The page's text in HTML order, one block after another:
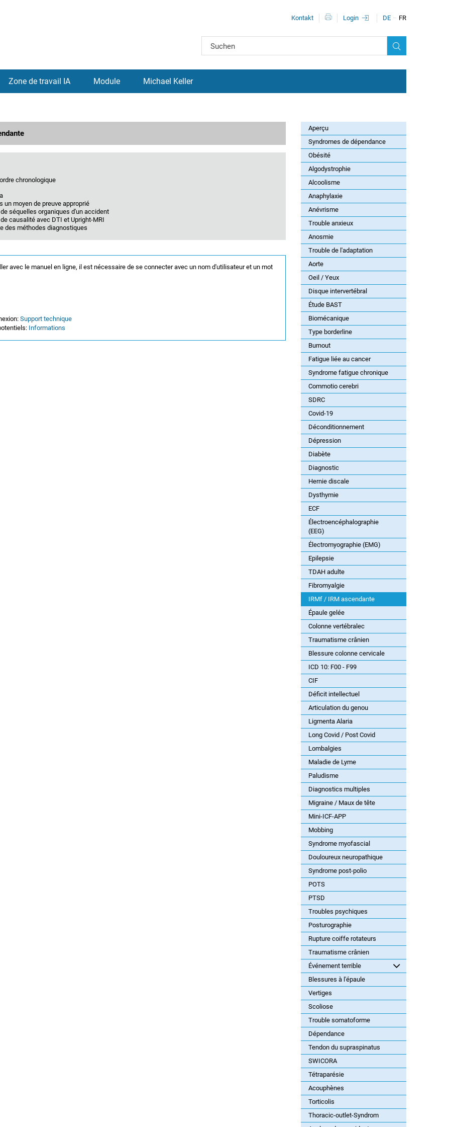
DE FR
Méta-navigation
Kontakt Login
Zone de travail IA Module Michael Keller
chronologique
un moyen de preuve approprié
séquelles organiques d'un accident
causalité avec DTI et Upright-MRI
des méthodes diagnostiques
avec le manuel en ligne, il est nécessaire de se connecter avec un nom d'utilisateur et un mot
Support technique
Informations
Aperçu
Syndromes de dépendance
Obésité
Algodystrophie
Alcoolisme
Anaphylaxie
Anévrisme
Trouble anxieux
Anosmie
Trouble de l'adaptation
Aorte
Oeil / Yeux
Disque intervertébral
Étude BAST
Biomécanique
Type borderline
Burnout
Fatigue liée au cancer
Syndrome fatigue chronique
Commotio cerebri
SDRC
Covid-19
Déconditionnement
Dépression
Diabète
Diagnostic
Hernie discale
Dysthymie
ECF
Électroencéphalographie
(EEG)
Électromyographie (EMG)
Epilepsie
TDAH adulte
Fibromyalgie
IRMf / IRM ascendante
Épaule gelée
Colonne vertébralec
Traumatisme crânien
Blessure colonne cervicale
ICD 10: F00 - F99
CIF
Déficit intellectuel
Articulation du genou
Ligmenta Alaria
Long Covid / Post Covid
Lombalgies
Maladie de Lyme
Paludisme
Diagnostics multiples
Migraine / Maux de tête
Mini-ICF-APP
Mobbing
Syndrome myofascial
Douloureux neuropathique
Syndrome post-polio
POTS
PTSD
Troubles psychiques
Posturographie
Rupture coiffe rotateurs
Traumatisme crânien
Événement terrible
Blessures à l'épaule
Vertiges
Scoliose
Trouble somatoforme
Dépendance
Tendon du supraspinatus
SWICORA
Tétraparésie
Acouphènes
Torticolis
Thoracic-outlet-Syndrom